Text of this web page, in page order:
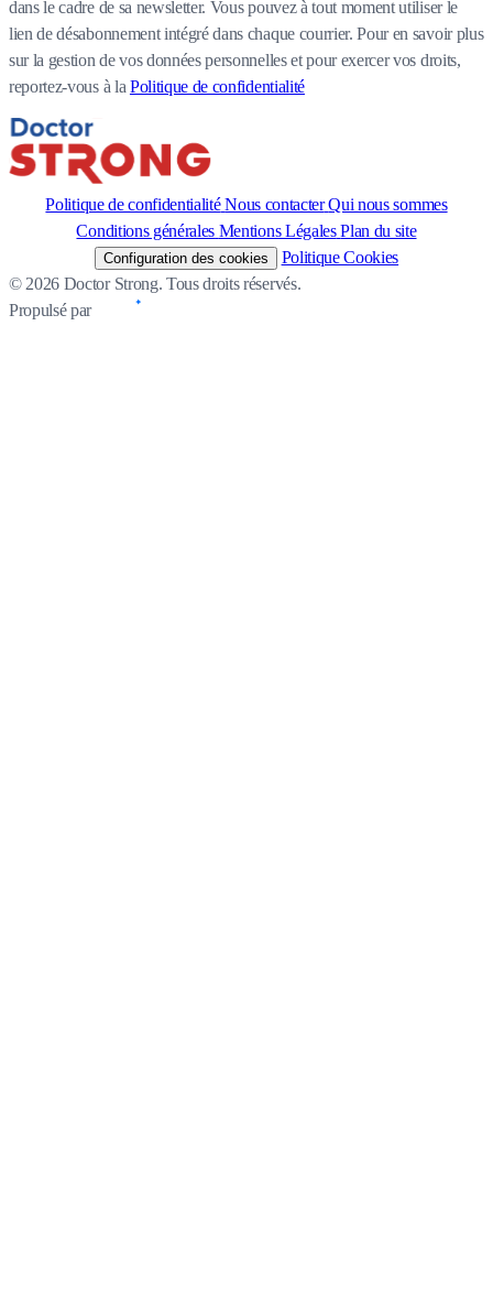
dans le cadre de sa newsletter. Vous pouvez à tout moment utiliser le
lien de désabonnement intégré dans chaque courrier. Pour en savoir plus
sur la gestion de vos données personnelles et pour exercer vos droits,
reportez-vous à la Politique de confidentialité
Politique de confidentialité Nous contacter Qui nous sommes
Conditions générales Mentions Légales Plan du site
Configuration des cookies
Politique Cookies
© 2026 Doctor Strong. Tous droits réservés.
Propulsé par